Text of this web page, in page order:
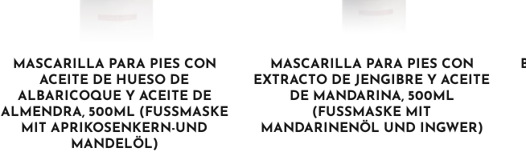
MASCARILLA PARA PIES CON
ACEITE DE HUESO DE
ALBARICOQUE Y ACEITE DE
ALMENDRA, 500ML (FUSSMASKE
MIT APRIKOSENKERN-UND
MANDELÖL)
MASCARILLA PARA PIES CON
EXTRACTO DE JENGIBRE Y ACEITE
DE MANDARINA, 500ML
(FUSSMASKE MIT
MANDARINENÖL UND INGWER)